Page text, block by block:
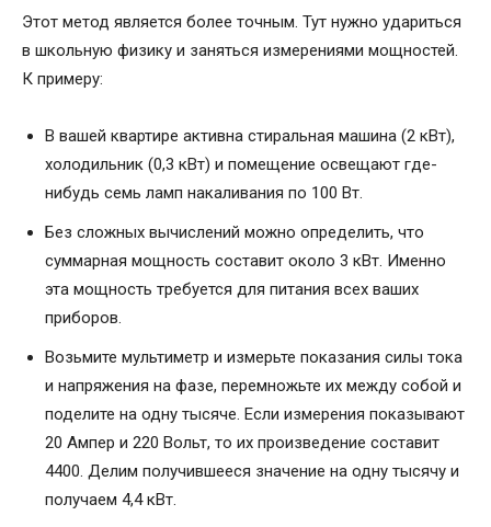
Этот метод является более точным. Тут нужно удариться
в школьную физику и заняться измерениями мощностей.
К примеру:
В вашей квартире активна стиральная машина (2 кВт),
холодильник (0,3 кВт) и помещение освещают где-
нибудь семь ламп накаливания по 100 Вт.
Без сложных вычислений можно определить, что
суммарная мощность составит около 3 кВт. Именно
эта мощность требуется для питания всех ваших
приборов.
Возьмите мультиметр и измерьте показания силы тока
и напряжения на фазе, перемножьте их между собой и
поделите на одну тысяче. Если измерения показывают
20 Ампер и 220 Вольт, то их произведение составит
4400. Делим получившееся значение на одну тысячу и
получаем 4,4 кВт.